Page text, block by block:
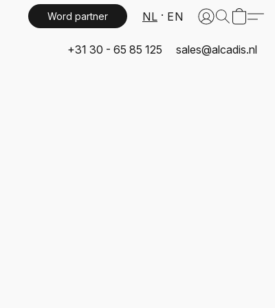
Word partner NL EN
+31 30 - 65 85 125 sales@alcadis.nl